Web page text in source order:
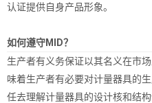
认证提供自身产品形象。
如何遵守MID？
生产者有义务保证以其名义在市
味着生产者有必要对计量器具的
任去理解计量器具的设计核和结构